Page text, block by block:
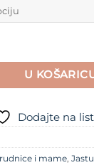
u listićima
U
Dodajte na
i mame